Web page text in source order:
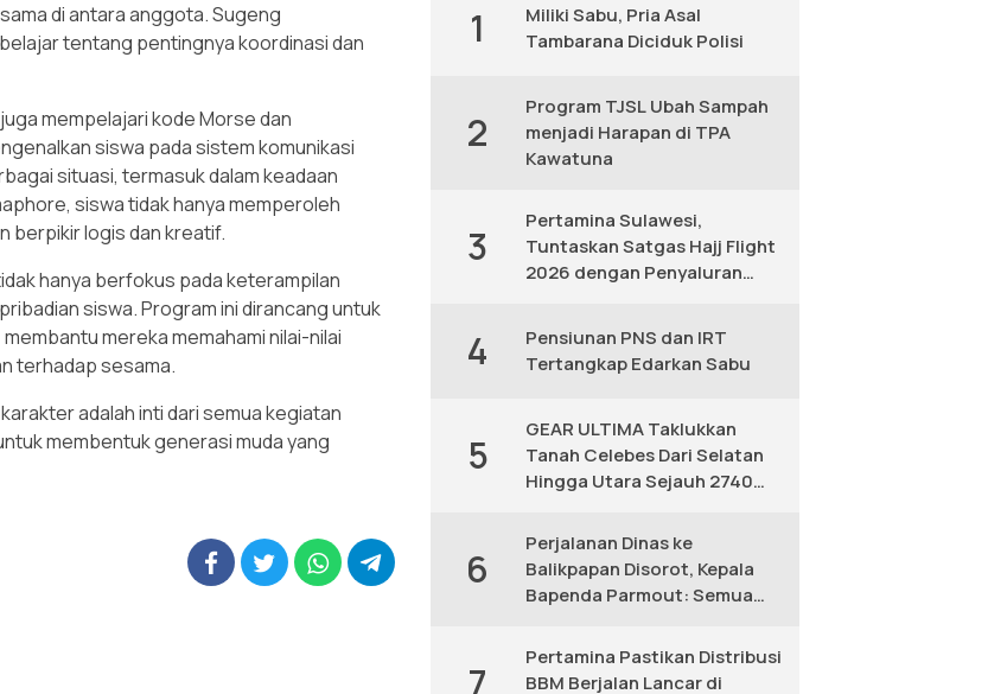
di antara anggota. Sugeng
tentang pentingnya koordinasi dan
mempelajari kode Morse dan
siswa pada sistem komunikasi
situasi, termasuk dalam keadaan
siswa tidak hanya memperoleh
berpikir logis dan kreatif.
hanya berfokus pada keterampilan
siswa. Program ini dirancang untuk
mereka memahami nilai-nilai
terhadap sesama.
adalah inti dari semua kegiatan
membentuk generasi muda yang
1
Miliki Sabu, Pria Asal
Tambarana Diciduk Polisi
2
Program TJSL Ubah Sampah
menjadi Harapan di TPA
Kawatuna
3
Pertamina Sulawesi,
Tuntaskan Satgas Hajj Flight
2026 dengan Penyaluran
4
Pensiunan PNS dan IRT
Tertangkap Edarkan Sabu
5
GEAR ULTIMA Taklukkan
Tanah Celebes Dari Selatan
Hingga Utara Sejauh 2740
6
Perjalanan Dinas ke
Balikpapan Disorot, Kepala
Bapenda Parmout: Semua
7
Pertamina Pastikan Distribusi
BBM Berjalan Lancar di